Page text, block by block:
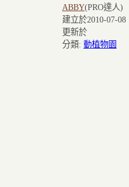
ABBY(PRO達人)
建立於2010-07-08
更新於
分類: 動植物園